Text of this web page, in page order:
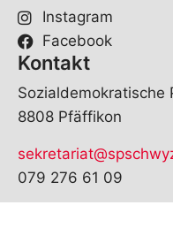
Instagram
Facebook
Kontakt
Sozialdemokratische
8808 Pfäffikon
079 276 61 09